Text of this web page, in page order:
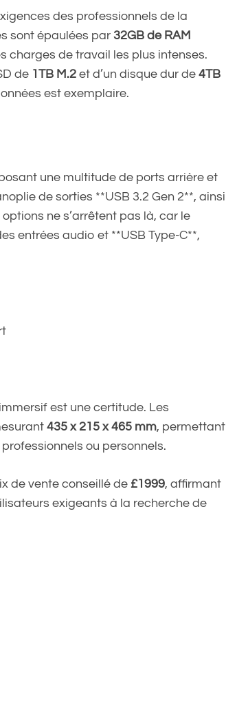
des professionnels de la
sont épaulées par 32GB de RAM
charges de travail les plus intenses.
de 1TB M.2 et d’un disque dur de 4TB
est exemplaire.
une multitude de ports arrière et
de sorties **USB 3.2 Gen 2**, ainsi
ne s’arrêtent pas là, car le
entrées audio et **USB Type-C**,
est une certitude. Les
435 x 215 x 465 mm, permettant
ou personnels.
de vente conseillé de £1999, affirmant
exigeants à la recherche de